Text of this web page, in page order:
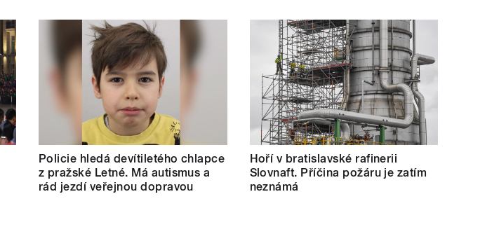
Policie hledá devítiletého chlapce
z pražské Letné. Má autismus a
rád jezdí veřejnou dopravou
Hoří v bratislavské rafinerii
Slovnaft. Příčina požáru je zatím
neznámá